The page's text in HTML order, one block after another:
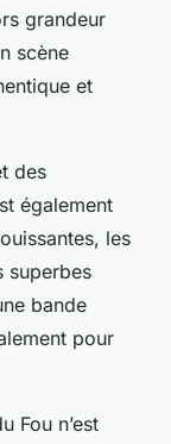
grandeur
scène
et
des
également
les
superbes
bande
pour
Fou n’est